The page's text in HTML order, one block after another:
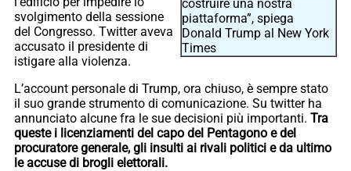
costruire una nostra
piattaforma”, spiega
Donald Trump al New York
Times
svolgimento della sessione
del Congresso. Twitter aveva
accusato il presidente di
istigare alla violenza.
L’account personale di Trump, ora chiuso, è sempre stato
il suo grande strumento di comunicazione. Su twitter ha
annunciato alcune fra le sue decisioni più importanti. Tra
queste i licenziamenti del capo del Pentagono e del
procuratore generale, gli insulti ai rivali politici e da ultimo
le accuse di brogli elettorali.